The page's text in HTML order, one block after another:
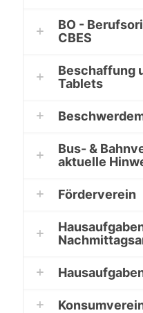
BO -
CBES
Beschaffung
Tablets
Bus- &
aktuelle
Förderverein